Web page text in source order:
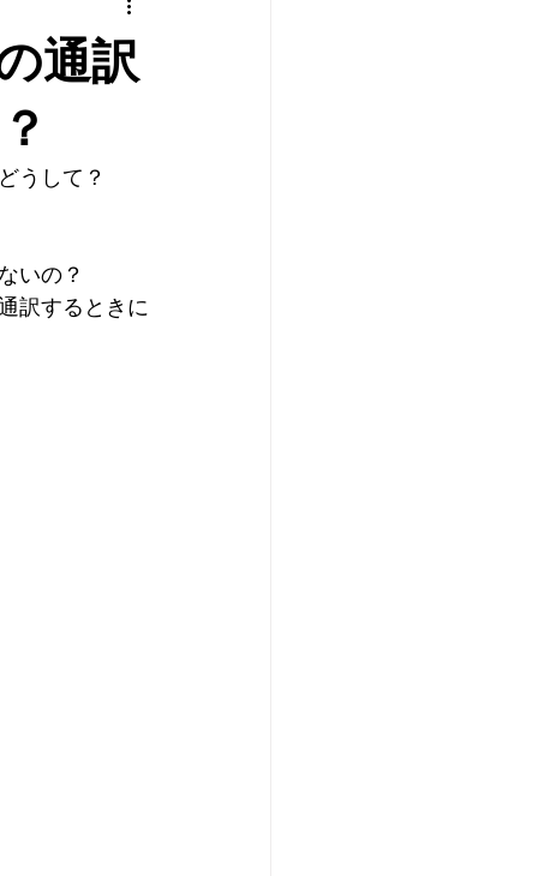
Language Svc.
Class
通訳
うして？
いの？
訳するときに